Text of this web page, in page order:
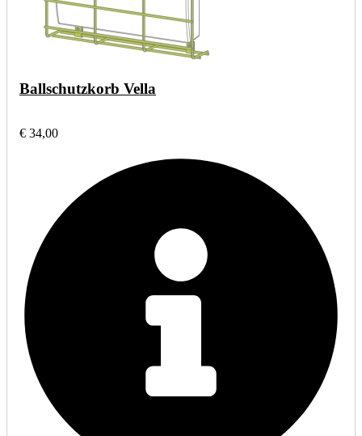
Ballschutzkorb Vella
€ 34,00